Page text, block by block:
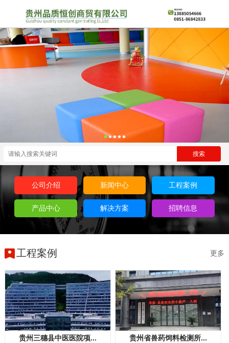
公司介绍 新闻中心 工程案例
产品中心 解决方案 招聘信息
工程案例 更多
贵州三穗县中医医院项... 贵州省兽药饲料检测所...